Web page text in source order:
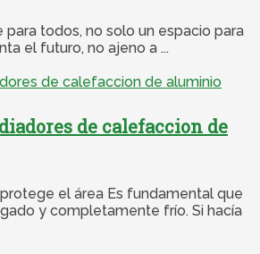
todos, no solo un espacio para
el futuro, no ajeno a ...
de calefaccion de
el área Es fundamental que
y completamente frío. Si hacía